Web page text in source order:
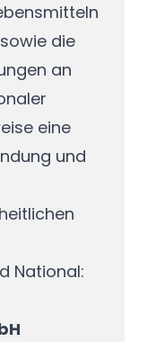
die
an
eine
und
National: